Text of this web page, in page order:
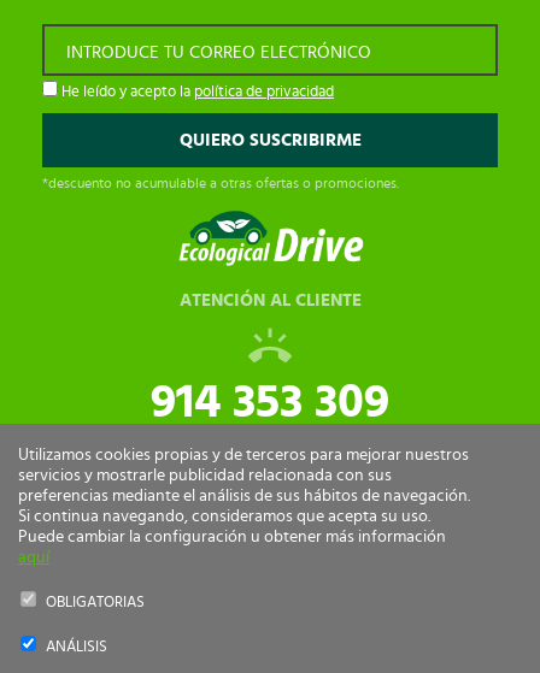
INTRODUCE TU CORREO ELECTRÓNICO
He leído y acepto la política de privacidad
*descuento no acumulable a otras ofertas o promociones.
ATENCIÓN AL CLIENTE
914 353 309
tiendaonline@ecologicaldrive.com
Utilizamos cookies propias y de terceros para mejorar nuestros
servicios y mostrarle publicidad relacionada con sus
preferencias mediante el análisis de sus hábitos de navegación.
Si continua navegando, consideramos que acepta su uso.
Puede cambiar la configuración u obtener más información
aquí
OBLIGATORIAS
ANÁLISIS